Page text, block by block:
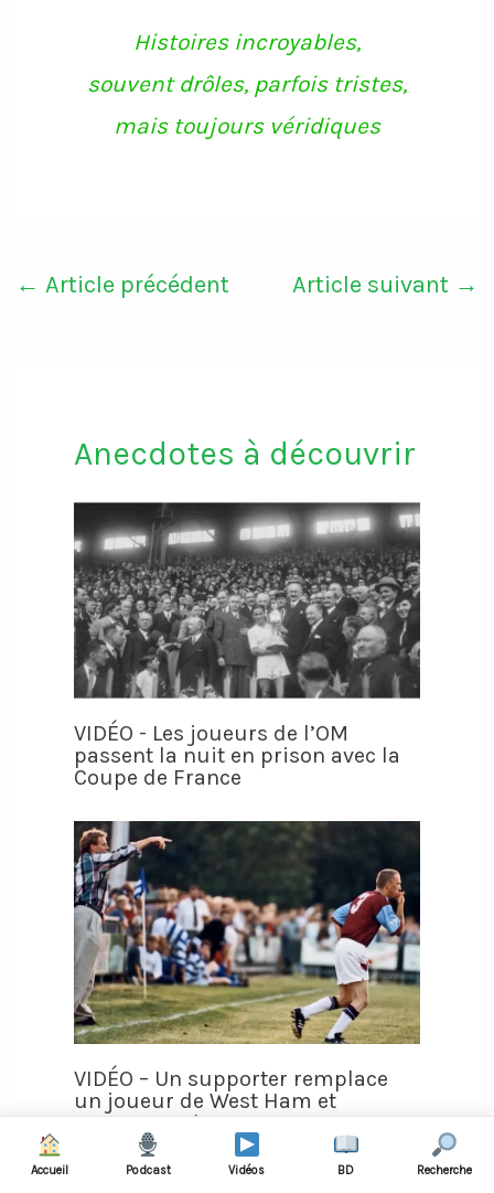
m
Histoires incroyables,
souvent drôles, parfois tristes,
mais toujours véridiques
← Article précédent Article suivant →
Anecdotes à découvrir
VIDÉO - Les joueurs de l’OM
passent la nuit en prison avec la
Coupe de France
VIDÉO – Un supporter remplace
un joueur de West Ham et
marque un but
Accueil Podcast Vidéos BD Recherche